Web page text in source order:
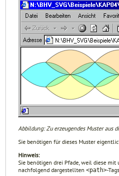
Abbildung: Zu erzeugendes Muster aus
Sie benötigen für dieses Muster
Hinweis:
Sie benötigen drei Pfade, weil diese
nachfolgend dargestellten <path>-